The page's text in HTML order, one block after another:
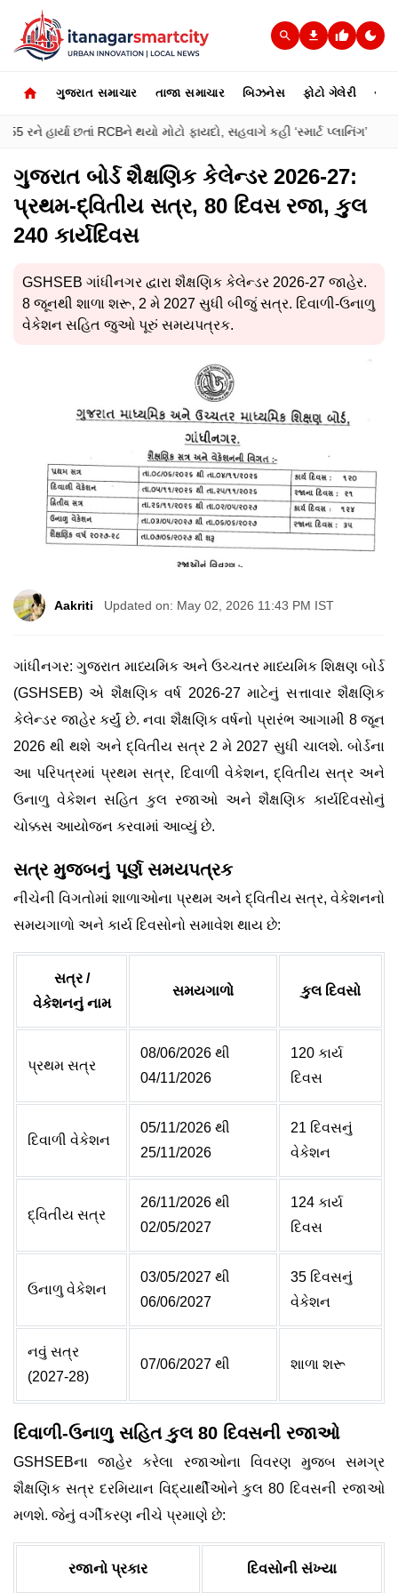
ગુજરાત સમાચાર તાજા સમાચાર બિઝનેસ ફોટો ગેલેરી
રને હાર્યા છતાં RCBને થયો મોટો ફાયદો, સહવાગે કહી ‘સ્માર્ટ પ્લાનિંગ’
ગુજરાત બોર્ડ શૈક્ષણિક કેલેન્ડર 2026-27:
પ્રથમ-દ્વિતીય સત્ર, 80 દિવસ રજા, કુલ
240 કાર્યદિવસ
GSHSEB ગાંધીનગર દ્વારા શૈક્ષણિક કેલેન્ડર 2026-27 જાહેર.
8 જૂનથી શાળા શરૂ, 2 મે 2027 સુધી બીજું સત્ર. દિવાળી-ઉનાળુ
વેકેશન સહિત જુઓ પૂરું સમયપત્રક.
Aakriti Updated on: May 02, 2026 11:43 PM IST
ગાંધીનગર: ગુજરાત માધ્યમિક અને ઉચ્ચતર માધ્યમિક શિક્ષણ બોર્ડ
(GSHSEB) એ શૈક્ષણિક વર્ષ 2026-27 માટેનું સત્તાવાર શૈક્ષણિક
કેલેન્ડર જાહેર કર્યું છે. નવા શૈક્ષણિક વર્ષનો પ્રારંભ આગામી 8 જૂન
2026 થી થશે અને દ્વિતીય સત્ર 2 મે 2027 સુધી ચાલશે. બોર્ડના
આ પરિપત્રમાં પ્રથમ સત્ર, દિવાળી વેકેશન, દ્વિતીય સત્ર અને
ઉનાળુ વેકેશન સહિત કુલ રજાઓ અને શૈક્ષણિક કાર્યદિવસોનું
ચોક્કસ આયોજન કરવામાં આવ્યું છે.
સત્ર મુજબનું પૂર્ણ સમયપત્રક
નીચેની વિગતોમાં શાળાઓના પ્રથમ અને દ્વિતીય સત્ર, વેકેશનનો
સમયગાળો અને કાર્ય દિવસોનો સમાવેશ થાય છે:
સત્ર /
વેકેશનનું નામ
સમયગાળો કુલ દિવસો
પ્રથમ સત્ર
08/06/2026 થી
04/11/2026
120 કાર્ય
દિવસ
દિવાળી વેકેશન
05/11/2026 થી
25/11/2026
21 દિવસનું
વેકેશન
દ્વિતીય સત્ર
26/11/2026 થી
02/05/2027
124 કાર્ય
દિવસ
ઉનાળુ વેકેશન
03/05/2027 થી
06/06/2027
35 દિવસનું
વેકેશન
નવું સત્ર
(2027-28)
07/06/2027 થી શાળા શરૂ
દિવાળી-ઉનાળુ સહિત કુલ 80 દિવસની રજાઓ
GSHSEBના જાહેર કરેલા રજાઓના વિવરણ મુજબ સમગ્ર
શૈક્ષણિક સત્ર દરમિયાન વિદ્યાર્થીઓને કુલ 80 દિવસની રજાઓ
મળશે. જેનું વર્ગીકરણ નીચે પ્રમાણે છે:
રજાનો પ્રકાર દિવસોની સંખ્યા